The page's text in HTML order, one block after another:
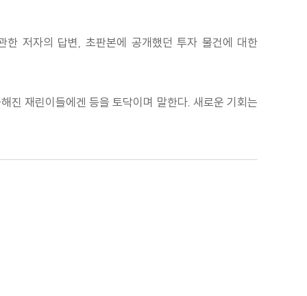
저자의 답변, 초판본에 공개했던 투자 물건에 대한
진 재린이들에겐 등을 토닥이며 말한다. 새로운 기회는